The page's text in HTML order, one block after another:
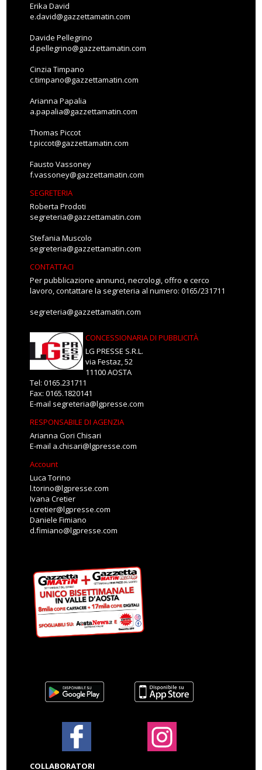
Erika David
e.david@gazzettamatin.com
Davide Pellegrino
d.pellegrino@gazzettamatin.com
Cinzia Timpano
c.timpano@gazzettamatin.com
Arianna Papalia
a.papalia@gazzettamatin.com
Thomas Piccot
t.piccot@gazzettamatin.com
Fausto Vassoney
f.vassoney@gazzettamatin.com
SEGRETERIA
Roberta Prodoti
segreteria@gazzettamatin.com
Stefania Muscolo
segreteria@gazzettamatin.com
CONTATTACI
Per pubblicazione annunci, necrologi, offro e cerco
lavoro, contattare la segreteria al numero: 0165/231711
segreteria@gazzettamatin.com
CONCESSIONARIA DI PUBBLICITÀ
LG PRESSE S.R.L.
via Festaz, 52
11100 AOSTA
Tel: 0165.231711
Fax: 0165.1820141
E-mail segreteria@lgpresse.com
RESPONSABILE DI AGENZIA
Arianna Gori Chisari
E-mail a.chisari@lgpresse.com
Account
Luca Torino
l.torino@lgpresse.com
Ivana Cretier
i.cretier@lgpresse.com
Daniele Fimiano
d.fimiano@lgpresse.com
COLLABORATORI